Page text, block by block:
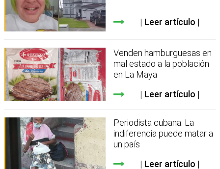
Leer artículo
Venden hamburguesas en
mal estado a la población
en La Maya
Leer artículo
Periodista cubana: La
indiferencia puede matar a
un país
Leer artículo